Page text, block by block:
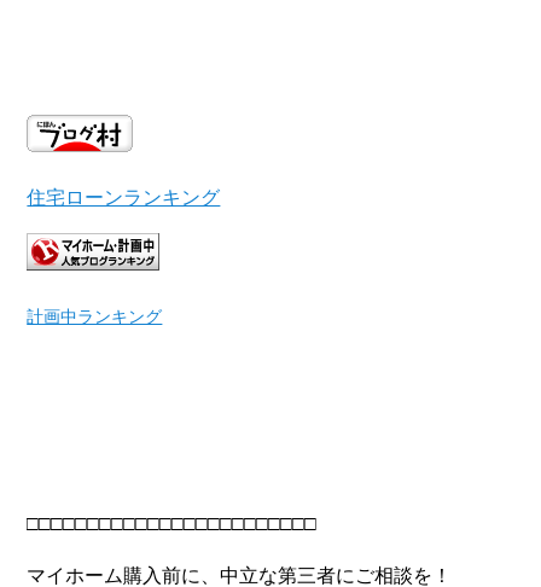
住宅ローンランキング
計画中ランキング
□□□□□□□□□□□□□□□□□□□□□□□□
マイホーム購入前に、中立な第三者にご相談を！